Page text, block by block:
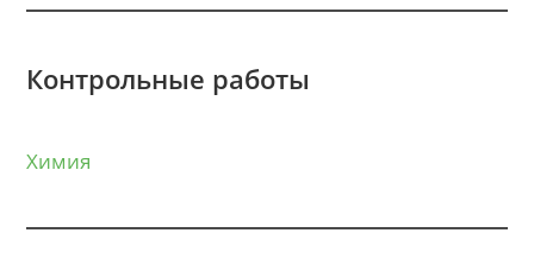
Контрольные работы
Химия